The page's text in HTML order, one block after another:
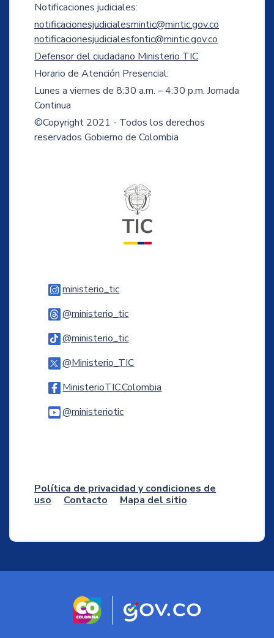
Notificaciones judiciales:
notificacionesjudicialesmintic@mintic.gov.co
notificacionesjudicialesfontic@mintic.gov.co
Defensor del ciudadano Ministerio TIC
Horario de Atención Presencial:
Lunes a viernes de 8:30 a.m. – 4:30 p.m. Jornada
Continua
©Copyright 2021 - Todos los derechos
reservados Gobierno de Colombia
ministerio_ticLogo Instagram
@ministerio_ticLogo Threads
@ministerio_ticLogo Tiktok
@Ministerio_TICLogo Twitter
MinisterioTIC.Colombia
@ministerioticLogo Youtube
Política de privacidad y condiciones de
uso
Contacto Mapa del sitio
Logo marca Colombia